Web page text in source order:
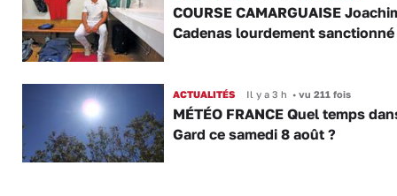
COURSE CAMARGUAISE
Cadenas lourdement sanctionné
ACTUALITÉS Il y a 3 h •vu 211 fois
MÉTÉO FRANCE Quel temps
Gard ce samedi 8 août ?